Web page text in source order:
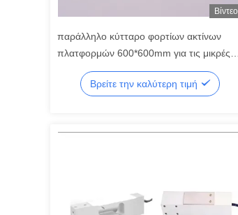
Βίντεο
παράλληλο κύτταρο φορτίων ακτίνων
πλατφορμών 600*600mm για τις μικρές
ηλεκτρονικές ζυγίζοντας συσκευές
μεγέθουςΒρείτε την καλύτερη τιμή